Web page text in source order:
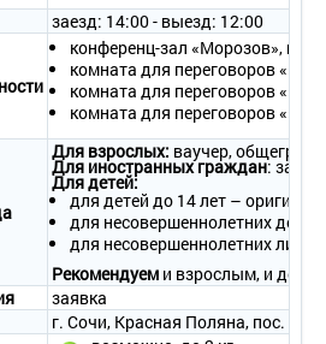
3.
мест – 2.
– 1 (евро-раскладушка).
кровать, набор мягкой мебели,
стол, обеденный стол,
зеркало.
-телевизор со спутниковыми каналами,
индивидуальное отопление, камин,
гладильная доска.
фен, подогреваемый пол,
для ванны, набор полотенец, халат,
заезд: 14:00 - выезд: 12:00
конференц-зал «Морозов»,
комната для переговоров
комната для переговоров
комната для переговоров
Для взрослых: ваучер,
Для иностранных граждан:
Для детей:
для детей до 14 лет –
для несовершеннолетних
для несовершеннолетних лиц
Рекомендуем и взрослым, и
заявка
г. Сочи, Красная Поляна, пос.